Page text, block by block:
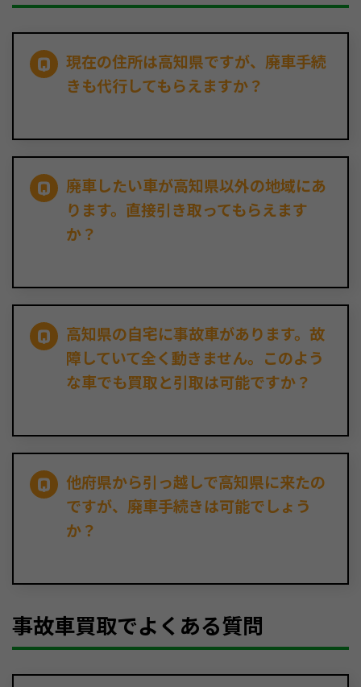
現在の住所は高知県ですが、廃車手続
きも代行してもらえますか？
廃車したい車が高知県以外の地域にあ
ります。直接引き取ってもらえます
か？
高知県の自宅に事故車があります。故
障していて全く動きません。このよう
な車でも買取と引取は可能ですか？
他府県から引っ越しで高知県に来たの
ですが、廃車手続きは可能でしょう
か？
事故車買取でよくある質問